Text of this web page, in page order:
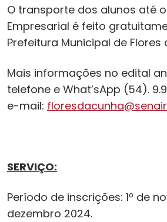
O transporte dos alunos até
Empresarial é feito
Prefeitura Municipal de Flores
Mais informações no edital
telefone e What’sApp (54).
e-mail:
SERVIÇO:
Período de inscrições: 1º de
dezembro 2024.